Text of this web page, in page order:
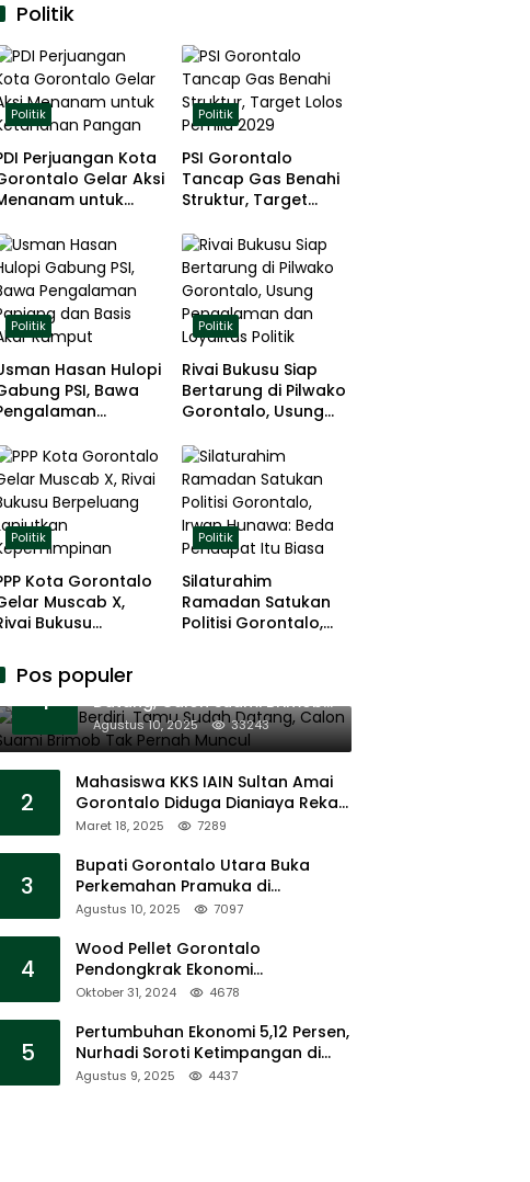
Politik
Politik
Perjuangan Kota
Gelar Aksi
untuk
Politik
PSI Gorontalo
Tancap Gas Benahi
Struktur, Target
Politik
Hasan Hulopi
PSI, Bawa
Rumput
Politik
Rivai Bukusu Siap
Bertarung di Pilwako
Gorontalo, Usung
Loyalitas Politik
Politik
Kota Gorontalo
Muscab X,
Bukusu
Politik
Silaturahim
Ramadan Satukan
Politisi Gorontalo,
Pos populer
1
11 Tenda Berdiri, Tamu Sudah
Datang, Calon Suami Brimob
Tak Pernah Muncul
Agustus 10, 2025 33243
2
Mahasiswa KKS IAIN Sultan Amai
Gorontalo Diduga Dianiaya Rekan
Sendiri di Popayato Barat
Maret 18, 2025 7289
3
Bupati Gorontalo Utara Buka
Perkemahan Pramuka di
Sumalata
Agustus 10, 2025 7097
4
Wood Pellet Gorontalo
Pendongkrak Ekonomi
Masyarakat Dan Mendorong
Oktober 31, 2024 4678
5
Pertumbuhan Ekonomi 5,12 Persen,
Nurhadi Soroti Ketimpangan di
Lapangan
Agustus 9, 2025 4437